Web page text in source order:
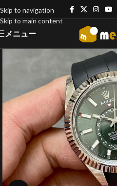
Skip to navigation
Skip to main content
メニュー